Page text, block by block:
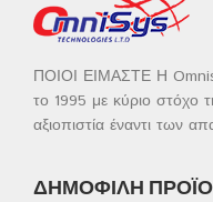
ΠΟΙΟΙ ΕΙΜΑΣΤΕ Η
το 1995 με κύριο στόχο
αξιοπιστία έναντι των
ΔΗΜΟΦΙΛΉ